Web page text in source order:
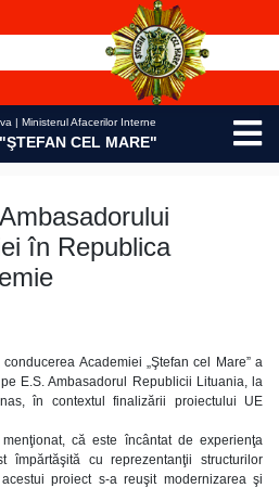
| Ministerul Afacerilor Interne
CEL MARE"
în Republica
Academiei „Ştefan cel Mare” a
E.S. Ambasadorul Republicii Lituania, la
în contextul finalizării proiectului UE
că este încântat de experienţa
împărtăşită cu reprezentanţii structurilor
proiect s-a reuşit modernizarea şi